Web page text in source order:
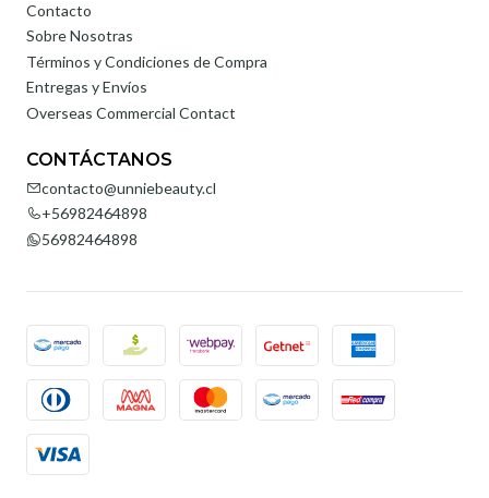
Contacto
Sobre Nosotras
Términos y Condiciones de Compra
Entregas y Envíos
Overseas Commercial Contact
CONTÁCTANOS
contacto@unniebeauty.cl
+56982464898
56982464898